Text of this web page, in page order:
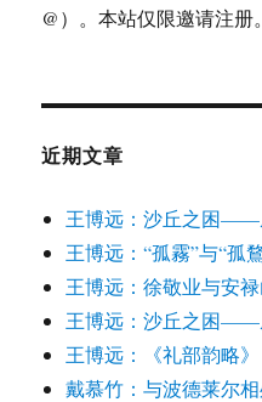
@）。本站仅限邀请注册。
近期文章
王博远：沙丘之困——
王博远：“孤霧”与“孤
王博远：徐敬业与安
王博远：沙丘之困——
王博远：《礼部韵略》
戴慕竹：与波德莱尔